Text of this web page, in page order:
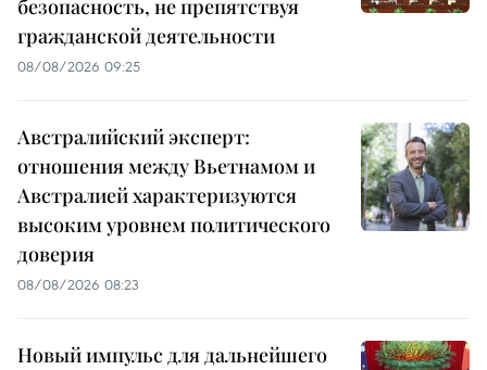
безопасность, не препятствуя
гражданской деятельности
08/08/2026 09:25
Австралийский эксперт:
отношения между Вьетнамом и
Австралией характеризуются
высоким уровнем политического
доверия
08/08/2026 08:23
Новый импульс для дальнейшего